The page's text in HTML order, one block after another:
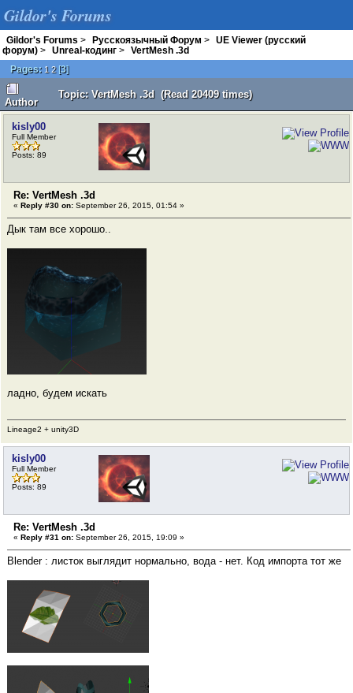
Gildor's Forums
Gildor's Forums > Русскоязычный Форум >
UE Viewer (русский
форум) > Unreal-кодинг >
VertMesh .3d
Pages: 1 2[3]
Author
Topic: VertMesh .3d (Read 20409 times)
kisly00
Full Member
Posts: 89
Re: VertMesh .3d
« Reply #30 on: September 26, 2015, 01:54 »
Дык там все хорошо..
ладно, будем искать
Lineage2 + unity3D
kisly00
Full Member
Posts: 89
Re: VertMesh .3d
« Reply #31 on: September 26, 2015, 19:09 »
Blender : листок выглядит нормально, вода - нет. Код импорта тот же